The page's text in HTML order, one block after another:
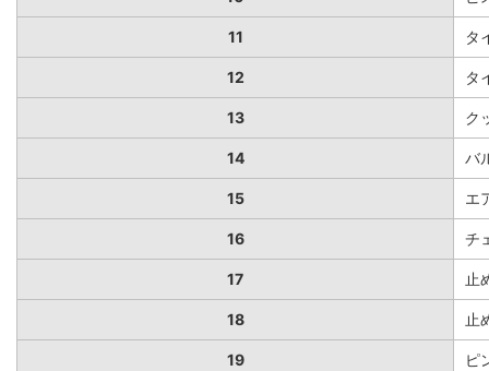
11 タ
12 タ
13 ク
14 バ
15 エ
16 チ
17 止
18 止
19 ピ